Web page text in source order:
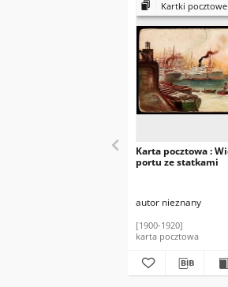
Kartki
Karta pocztowa :
portu ze statkami
autor nieznany
[1900-1920]
karta pocztowa